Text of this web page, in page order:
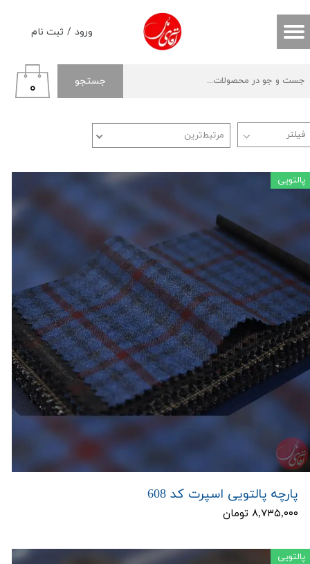
ورود / ثبت نام
حساب کاربری من
خروج از حساب کاربری
جستجو ۰
مرتبط‌ترین
پارچه پالتویی اسپرت کد 608
۸,۷۳۵,۰۰۰ تومان
پالتویی
پالتویی